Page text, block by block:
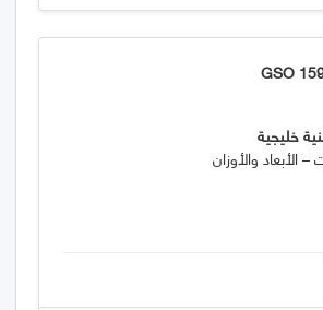
GSO
خليجية
– الأبعاد والأوزان